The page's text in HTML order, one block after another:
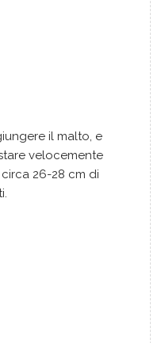
il malto, e
velocemente
26-28 cm di